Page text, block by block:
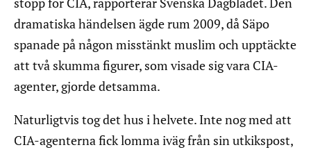
dramatiska händelsen ägde rum 2009, då Säpo
spanade på någon misstänkt muslim och upptäckte
att två skumma figurer, som visade sig vara CIA-
agenter, gjorde detsamma.
Naturligtvis tog det hus i helvete. Inte nog med att
CIA-agenterna fick lomma iväg från sin utkikspost,